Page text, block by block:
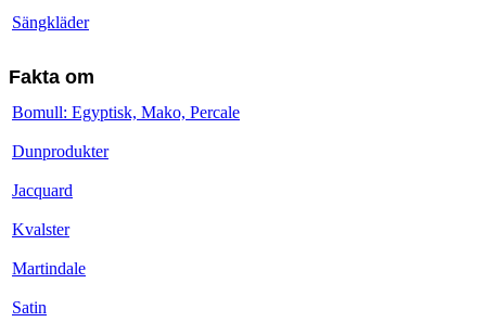
Sängkläder
Fakta om
Bomull: Egyptisk, Mako, Percale
Dunprodukter
Jacquard
Kvalster
Martindale
Satin